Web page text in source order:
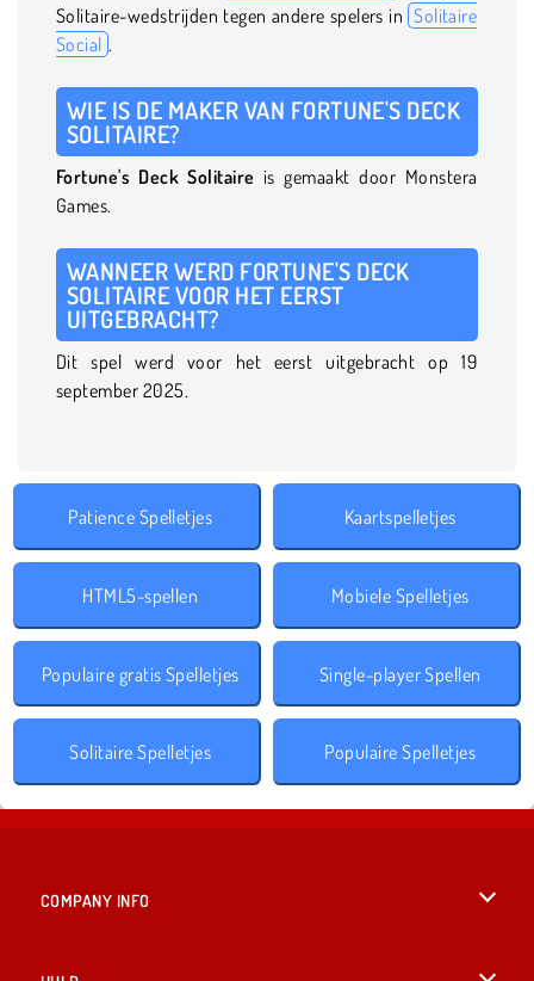
Solitaire-wedstrijden tegen andere spelers in Solitaire
Social .
WIE IS DE MAKER VAN FORTUNE'S DECK
SOLITAIRE?
Fortune's Deck Solitaire is gemaakt door Monstera
Games.
WANNEER WERD FORTUNE'S DECK
SOLITAIRE VOOR HET EERST
UITGEBRACHT?
Dit spel werd voor het eerst uitgebracht op 19
september 2025.
Patience Spelletjes Kaartspelletjes
HTML5-spellen Mobiele Spelletjes
Populaire gratis Spelletjes Single-player Spellen
Solitaire Spelletjes Populaire Spelletjes
COMPANY INFO